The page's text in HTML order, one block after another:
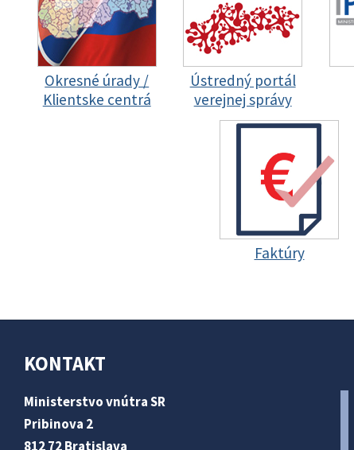
Okresné úrady /
Klientske centrá
Ústredný portál
verejnej správy
Faktúry
KONTAKT
Ministerstvo vnútra SR
Pribinova 2
812 72 Bratislava